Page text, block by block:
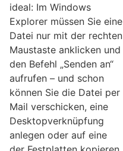
ideal: Im Windows
Explorer müssen Sie eine
Datei nur mit der rechten
Maustaste anklicken und
den Befehl „Senden an“
aufrufen – und schon
können Sie die Datei per
Mail verschicken, eine
Desktopverknüpfung
anlegen oder auf eine